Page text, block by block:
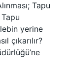
Tapu
yerine
çıkarılır?